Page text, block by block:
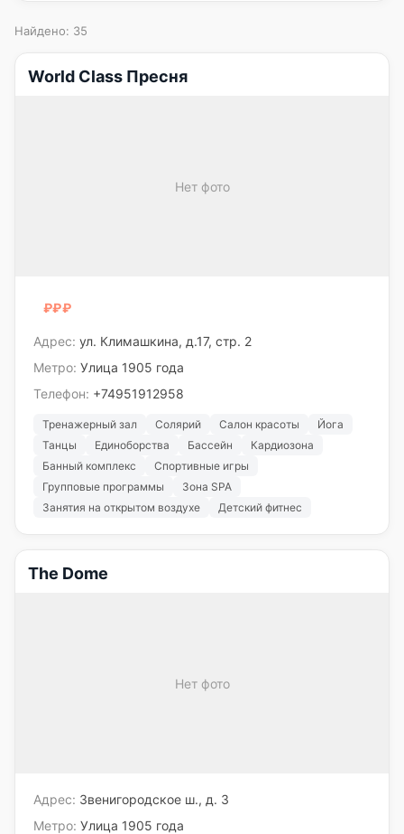
Найдено: 35
World Class Пресня
Нет фото
₽₽₽₽
Адрес: ул. Климашкина, д.17, стр. 2
Метро: Улица 1905 года
Телефон: +74951912958
Тренажерный зал Солярий Салон красоты
Йога
Танцы
Единоборства Бассейн
Кардиозона
Банный комплекс
Спортивные игры
Групповые программы
Зона SPA
Занятия на открытом воздухе
Детский фитнес
The Dome
Нет фото
Адрес: Звенигородское ш., д. 3
Метро: Улица 1905 года